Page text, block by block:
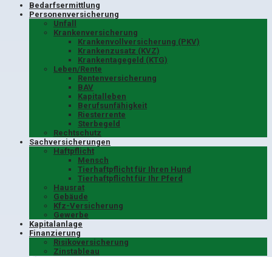
Bedarfsermittlung
Personenversicherung
Unfall
Krankenversicherung
Krankenvollversicherung (PKV)
Krankenzusatz (KVZ)
Krankentagegeld (KTG)
Leben/Rente
Rentenversicherung
BAV
Kapitalleben
Berufsunfähigkeit
Riesterrente
Sterbegeld
Rechtschutz
Sachversicherungen
Haftpflicht
Mensch
Tierhaftpflicht für Ihren Hund
Tierhaftpflicht für Ihr Pferd
Hausrat
Gebäude
Kfz-Versicherung
Gewerbe
Kapitalanlage
Finanzierung
Risikoversicherung
Zinstableau